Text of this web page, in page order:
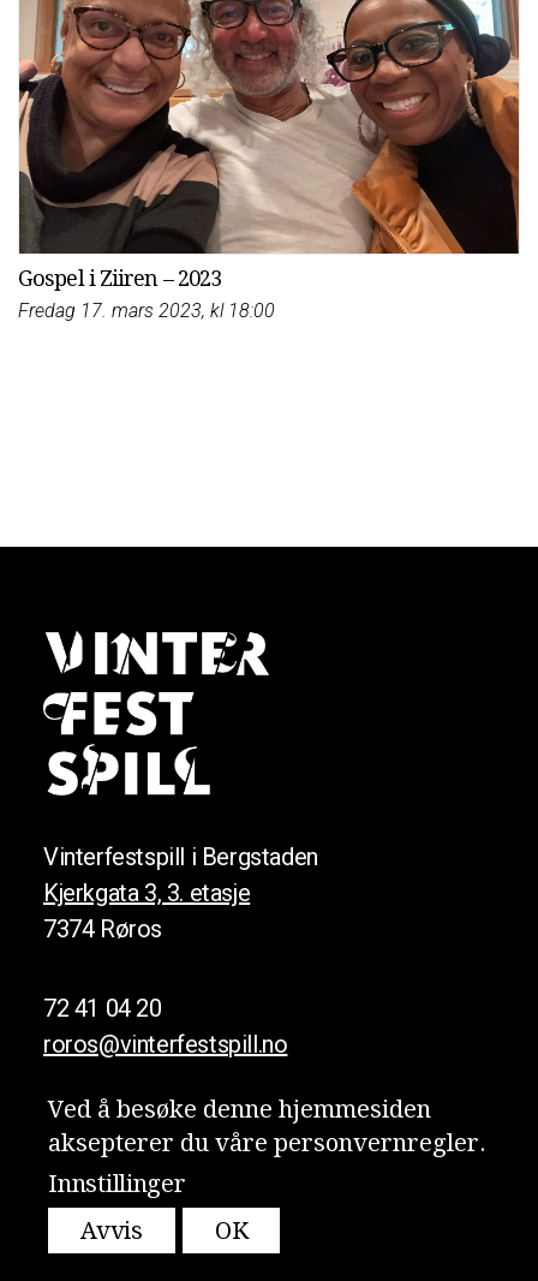
Gospel i Ziiren – 2023
Fredag 17. mars 2023, kl 18:00
Vinterfestspill i Bergstaden
Kjerkgata 3, 3. etasje
7374 Røros
72 41 04 20
roros@vinterfestspill.no
Meld deg på nyhetsbrevet vårt!
Personvern
Ved å besøke denne hjemmesiden
aksepterer du våre person­vern­regler.
Innstillinger
Avvis
OK